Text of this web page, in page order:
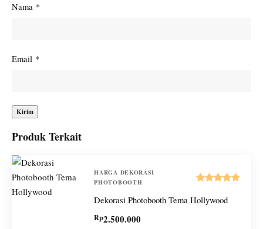
Nama *
Email *
Produk Terkait
HARGA DEKORASI
PHOTOBOOTH
5.00dari
Dekorasi Photobooth Tema Hollywood
Rp2.500.000